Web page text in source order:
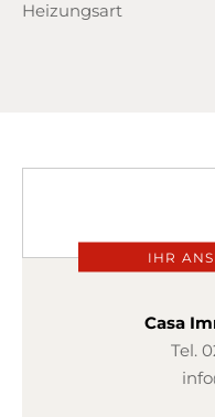
Heizungsart
IHR
Casa
Tel.